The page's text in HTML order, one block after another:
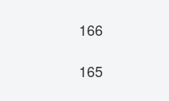
166
165